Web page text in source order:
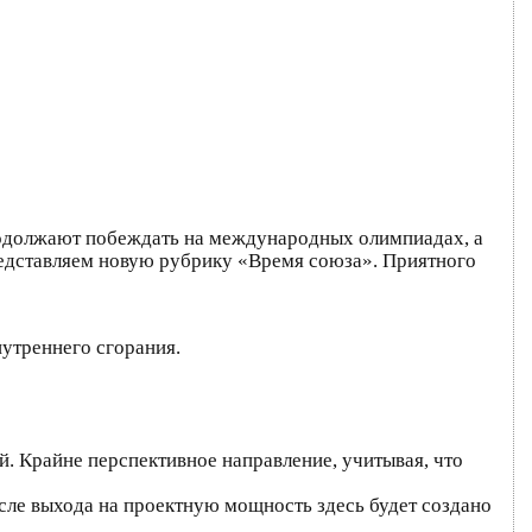
побеждать на международных олимпиадах, а
новую рубрику «Время союза». Приятного
сгорания.
перспективное направление, учитывая, что
выхода на проектную мощность здесь будет создано